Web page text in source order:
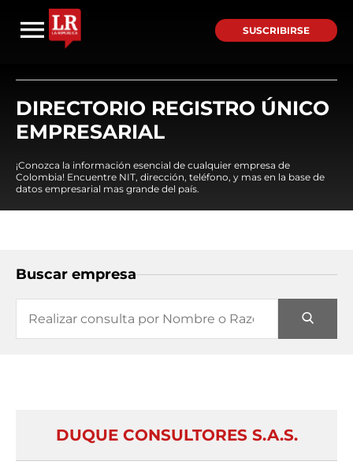
SUSCRIBIRSE
DIRECTORIO REGISTRO ÚNICO
EMPRESARIAL
¡Conozca la información esencial de cualquier empresa de
Colombia! Encuentre NIT, dirección, teléfono, y mas en la base de
datos empresarial mas grande del país.
Buscar empresa
DUQUE CONSULTORES S.A.S.